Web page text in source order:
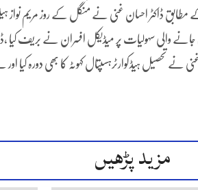
ڈاکٹر احسان غنی نے منگل کے روز مریم نواز
والی سہولیات پر میڈیکل افسران نے بریف کیا
تحصیل ہیڈکوارٹرہسپتال کہوٹہ کا بھی دورہ کیا اور نئے
مزید پڑھیں